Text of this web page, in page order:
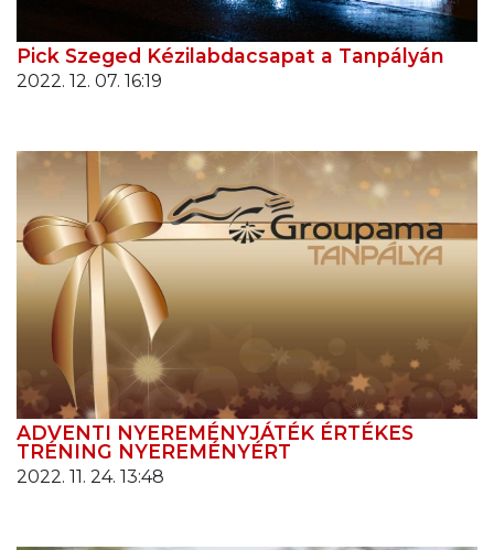
Pick Szeged Kézilabdacsapat a Tanpályán
2022. 12. 07. 16:19
ADVENTI NYEREMÉNYJÁTÉK ÉRTÉKES
TRÉNING NYEREMÉNYÉRT
2022. 11. 24. 13:48